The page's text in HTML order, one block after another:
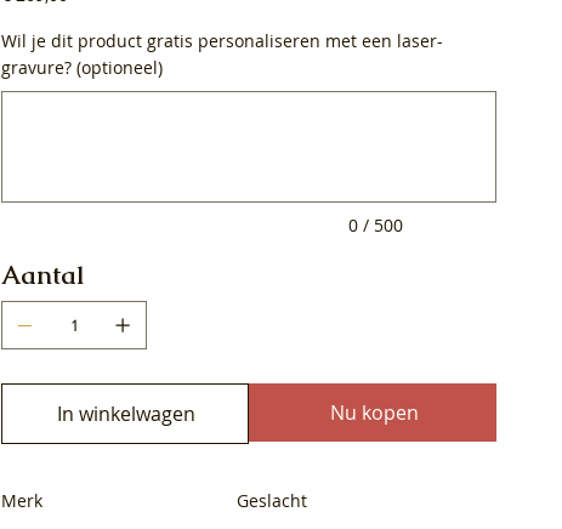
Wil je dit product gratis personaliseren met een laser-
gravure? (optioneel)
0 / 500
Aantal
In winkelwagen Nu kopen
Merk
Geslacht